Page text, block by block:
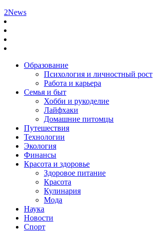
2News
Образование
Психология и личностный рост
Работа и карьера
Семья и быт
Хобби и рукоделие
Лайфхаки
Домашние питомцы
Путешествия
Технологии
Экология
Финансы
Красота и здоровье
Здоровое питание
Красота
Кулинария
Мода
Наука
Новости
Спорт